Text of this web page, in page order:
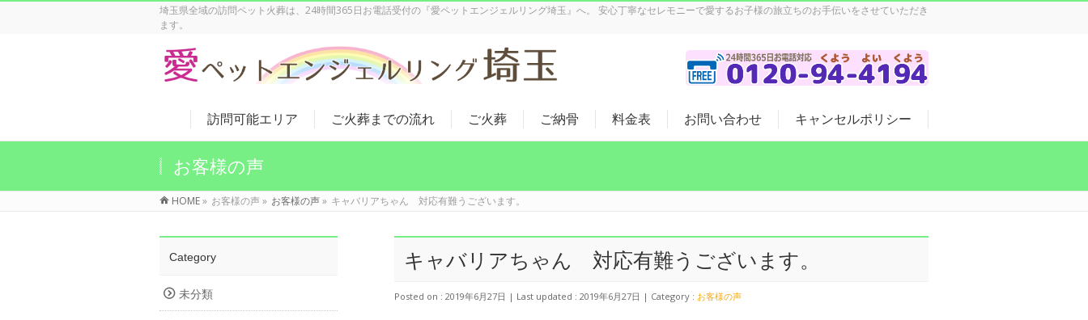
埼玉県全域の訪問ペット火葬は、24時間365日お電話受付の『愛ペットエンジェルリング埼玉』へ。 安心丁寧なセレモニーで愛するお子様の旅立ちのお手伝いをさせていただき
ます。
訪問可能エリア ご火葬までの流れ ご火葬 ご納骨 料金表 お問い合わせ キャンセルポリシー
お客様の声
HOME» お客様の声 » お客様の声» キャバリアちゃん 対応有難うございます。
キャバリアちゃん 対応有難うございます。
Posted on : 2019年6月27日 Last updated : 2019年6月27日 Category : お客様の声
Category
未分類